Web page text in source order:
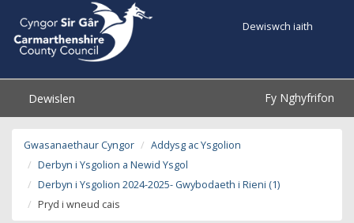
Dewiswch iaith
Dewislen Fy Nghyfrifon
Gwasanaethaur Cyngor
Addysg ac Ysgolion
Derbyn i Ysgolion a Newid Ysgol
Derbyn i Ysgolion 2024-2025- Gwybodaeth i Rieni (1)
Pryd i wneud cais